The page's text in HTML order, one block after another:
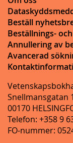
Beställ
Beställnings-
Annullering av
Avancerad
Snellmansgatan
00170
Telefon: +358 9
FO-nummer: